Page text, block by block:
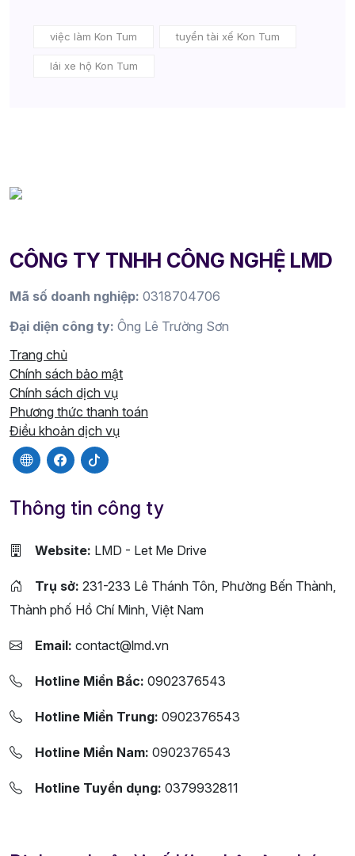
việc làm Kon Tum tuyển tài xế Kon Tum
lái xe hộ Kon Tum
CÔNG TY TNHH CÔNG NGHỆ LMD
Mã số doanh nghiệp: 0318704706
Đại diện công ty: Ông Lê Trường Sơn
Trang chủ
Chính sách bảo mật
Chính sách dịch vụ
Phương thức thanh toán
Điều khoản dịch vụ
Thông tin công ty
Website: LMD - Let Me Drive
Trụ sở: 231-233 Lê Thánh Tôn, Phường Bến Thành,
Thành phố Hồ Chí Minh, Việt Nam
Email: contact@lmd.vn
Hotline Miền Bắc: 0902376543
Hotline Miền Trung: 0902376543
Hotline Miền Nam: 0902376543
Hotline Tuyển dụng: 0379932811